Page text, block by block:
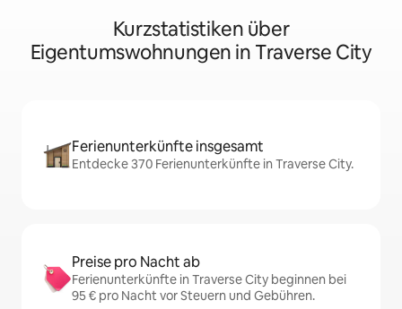
Kurzstatistiken über
Eigentumswohnungen in Traverse City
Ferienunterkünfte insgesamt
Entdecke 370 Ferienunterkünfte in Traverse City.
Preise pro Nacht ab
Ferienunterkünfte in Traverse City beginnen bei
95 € pro Nacht vor Steuern und Gebühren.